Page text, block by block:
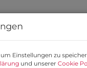
Einstellungen zu
und unserer Cookie